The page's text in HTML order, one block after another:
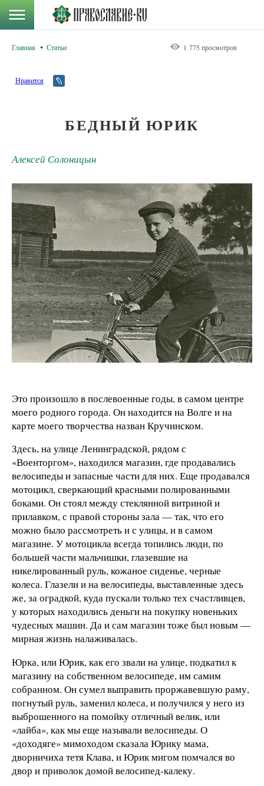
Главная Статьи 1 775 просмотров
Нравится
БЕДНЫЙ ЮРИК
Алексей Солоницын
Это произошло в послевоенные годы, в самом центре
моего родного города. Он находится на Волге и на
карте моего творчества назван Кручинском.
Здесь, на улице Ленинградской, рядом с
«Военторгом», находился магазин, где продавались
велосипеды и запасные части для них. Еще продавался
мотоцикл, сверкающий красными полированными
боками. Он стоял между стеклянной витриной и
прилавком, с правой стороны зала — так, что его
можно было рассмотреть и с улицы, и в самом
магазине. У мотоцикла всегда топились люди, по
большей части мальчишки, глазевшие на
никелированный руль, кожаное сиденье, черные
колеса. Глазели и на велосипеды, выставленные здесь
же, за оградкой, куда пускали только тех счастливцев,
у которых находились деньги на покупку новеньких
чудесных машин. Да и сам магазин тоже был новым —
мирная жизнь налаживалась.
Юрка, или Юрик, как его звали на улице, подкатил к
магазину на собственном велосипеде, им самим
собранном. Он сумел выправить проржавевшую раму,
погнутый руль, заменил колеса, и получился у него из
выброшенного на помойку отличный велик, или
«лайба», как мы еще называли велосипеды. О
«доходяге» мимоходом сказала Юрику мама,
дворничиха тетя Клава, и Юрик мигом помчался во
двор и приволок домой велосипед-калеку.